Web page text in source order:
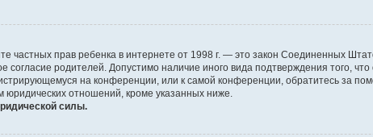
частных прав ребенка в интернете от 1998 г. — это закон Соединенных
согласие родителей. Допустимо наличие иного вида подтверждения того,
на конференции, или к самой конференции, обратитесь за
отношений, кроме указанных ниже.
силы.